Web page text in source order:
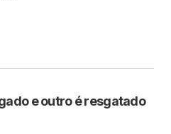
e outro é resgatado